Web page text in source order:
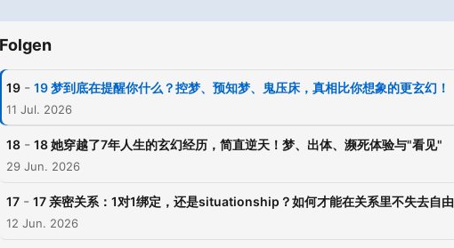
Folgen
19 - 19 梦到底在提醒你什么？控梦、预知梦、鬼压床，真相比你想象的更玄幻！
11 Jul. 2026
18 - 18 她穿越了7年人生的玄幻经历，简直逆天！梦、出体、濒死体验与"看见"
29 Jun. 2026
17 - 17 亲密关系：1对1绑定，还是situationship？如何才能在关系里不失去自
12 Jun. 2026